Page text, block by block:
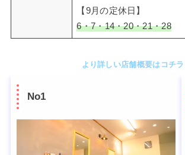
【9月の定休日】
6・7・14・20・21・28
より詳しい店舗概要はコチラ
No1